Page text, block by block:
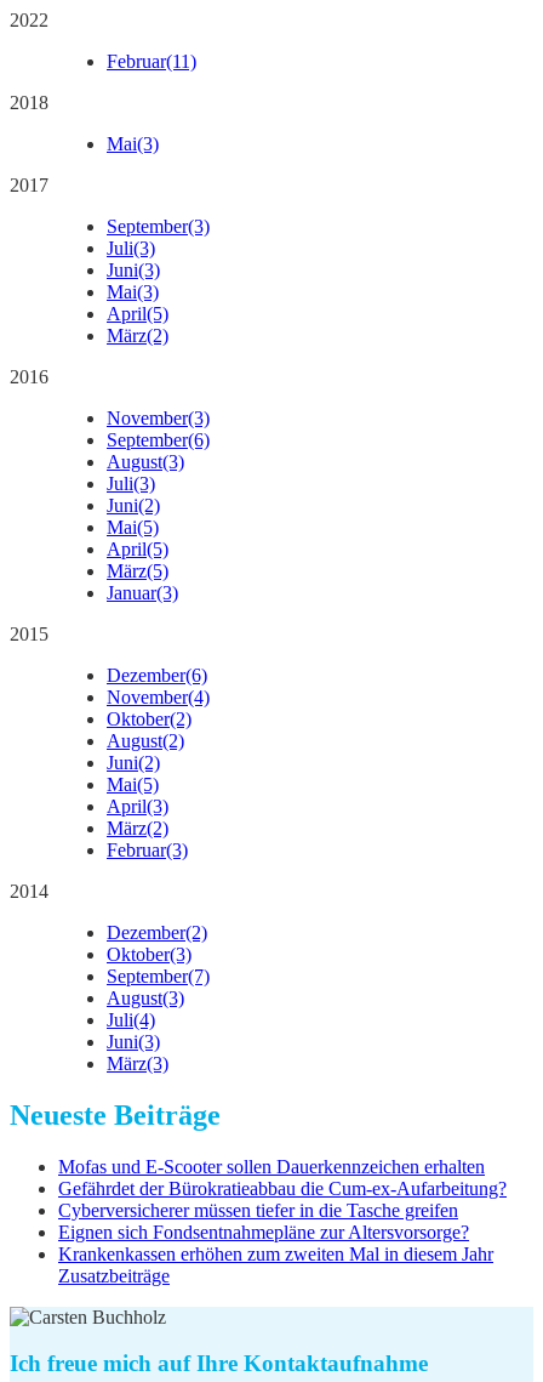
2022
Februar(11)
2018
Mai(3)
2017
September(3)
Juli(3)
Juni(3)
Mai(3)
April(5)
März(2)
2016
November(3)
September(6)
August(3)
Juli(3)
Juni(2)
Mai(5)
April(5)
März(5)
Januar(3)
2015
Dezember(6)
November(4)
Oktober(2)
August(2)
Juni(2)
Mai(5)
April(3)
März(2)
Februar(3)
2014
Dezember(2)
Oktober(3)
September(7)
August(3)
Juli(4)
Juni(3)
März(3)
Neueste Beiträge
Mofas und E-Scooter sollen Dauerkennzeichen erhalten
Gefährdet der Bürokratieabbau die Cum-ex-Aufarbeitung?
Cyberversicherer müssen tiefer in die Tasche greifen
Eignen sich Fondsentnahmepläne zur Altersvorsorge?
Krankenkassen erhöhen zum zweiten Mal in diesem Jahr
Zusatzbeiträge
Ich freue mich auf Ihre Kontaktaufnahme